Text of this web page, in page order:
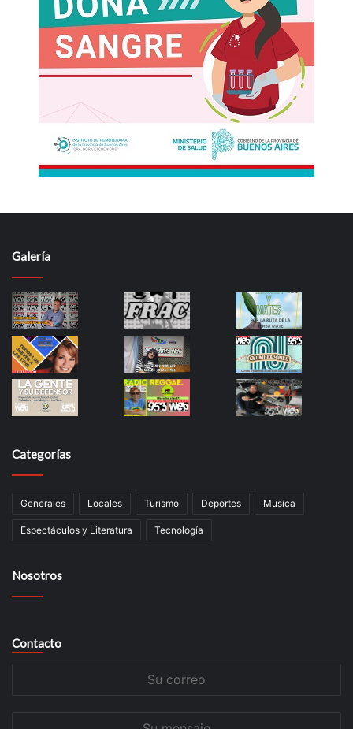
Galería
Categorías
Generales Locales Turismo Deportes Musica
Espectáculos y Literatura Tecnología
Nosotros
Contacto